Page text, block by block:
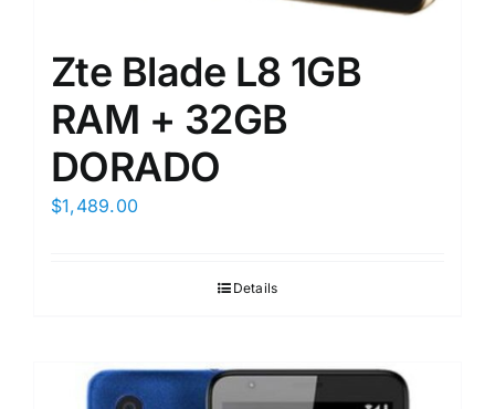
Zte Blade L8 1GB
RAM + 32GB
DORADO
$1,489.00
Details